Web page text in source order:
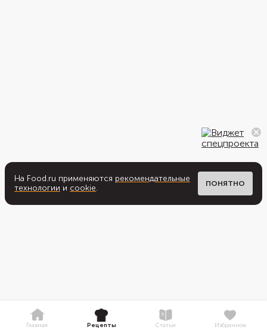
На Food.ru применяются рекомендательные
технологии и cookie. ПОНЯТНО
Главная Рецепты Статьи Избранное